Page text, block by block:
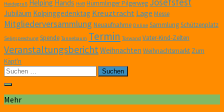
Heidegruß Helping Hands HöB Hümmlinger Pilgerweg
Jubiläum Kolpinggedenktag Kreuztracht Lage Messe
Mitgliederversammlung Neuaufnahme Online SammlungSchützenplatz
Seligsprechung Spende Tannebaum Termin Torwand Vater-Kind-Zelten
Veranstaltungsbericht Weihnachten Weihnachtsmarkt Zum
Käpt'n
Suchen
nach:
Mehr